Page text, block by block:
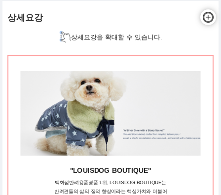
상세요강
상세요강을 확대할 수 있습니다.
"LOUISDOG BOUTIQUE"
백화점반려용품명품 1위, LOUISDOG BOUTIQUE는
반려견들의 삶의 질적 향상이라는 핵심가치와 더불어